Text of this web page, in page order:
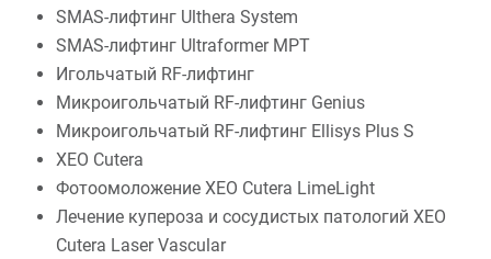
SMAS-лифтинг Ulthera System
SMAS-лифтинг Ultraformer MPT
Игольчатый RF-лифтинг
Микроигольчатый RF-лифтинг Genius
Микроигольчатый RF-лифтинг Ellisys Plus S
XEO Cutera
Фотоомоложение XEO Cutera LimeLight
Лечение купероза и сосудистых патологий XEO
Cutera Laser Vascular